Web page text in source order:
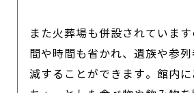
また火葬場も併設されていま
間や時間も省かれ、遺族や参
減することができます。館内に